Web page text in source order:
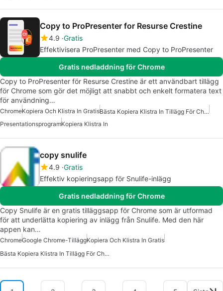
Copy to ProPresenter for Resurse Crestine
4.9 Gratis
Effektivisera ProPresenter med Copy to ProPresenter
Gratis nedladdning för Chrome
Copy to ProPresenter för Resurse Crestine är ett användbart tillägg
för Chrome som gör det möjligt att snabbt och enkelt formatera text
för användning…
ChromeKopiera Och Klistra In Gratis
Bästa Kopiera Klistra In Tillägg För Chrome
PresentationsprogramKopiera Klistra In
copy snulife
4.9 Gratis
Effektiv kopieringsapp för Snulife-inlägg
Gratis nedladdning för Chrome
Copy Snulife är en gratis tilläggsapp för Chrome som är utformad
för att underlätta kopiering av inlägg från Snulife. Med den här
appen kan…
ChromeGoogle Chrome-TilläggKopiera Och Klistra In Gratis
Bästa Kopiera Klistra In Tillägg För Chrome